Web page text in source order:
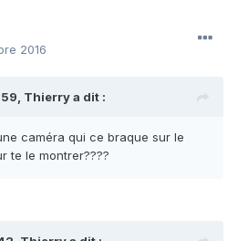
2016
Thierry a dit :
caméra qui ce braque sur le
te le montrer????